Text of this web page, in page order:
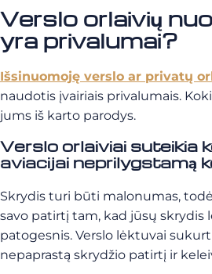
Verslo orlaivių
yra privalumai?
Išsinuomoję verslo ar privatų
naudotis įvairiais privalumais.
jums iš karto parodys.
Verslo orlaiviai suteikia
aviacijai neprilygstamą
Skrydis turi būti malonumas,
savo patirtį tam, kad jūsų
patogesnis. Verslo lėktuvai
nepaprastą skrydžio patirtį ir